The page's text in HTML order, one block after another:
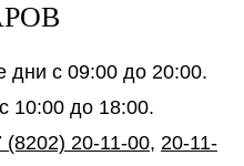
дни с 09:00 до 20:00.
10:00 до 18:00.
(8202) 20-11-00, 20-11-